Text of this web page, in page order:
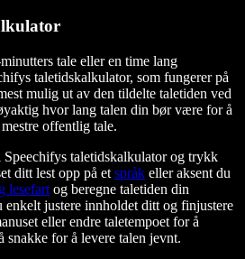
tale eller en time lang
taletidskalkulator, som fungerer på
mulig ut av den tildelte taletiden ved
hvor lang talen din bør være for å
offentlig tale.
taletidskalkulator og trykk
ditt lest opp på et språk eller aksent du
lesefart og beregne taletiden din
justere innholdet ditt og finjustere
eller endre taletempoet for å
snakke for å levere talen jevnt.